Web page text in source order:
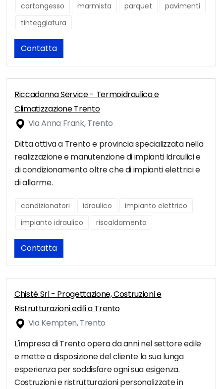
cartongesso marmista parquet
pavimenti
tinteggiatura
Contatta
Riccadonna Service - Termoidraulica e
Climatizzazione Trento
Via Anna Frank, Trento
Ditta attiva a Trento e provincia specializzata nella
realizzazione e manutenzione di impianti Idraulici e
di condizionamento oltre che di impianti elettrici e
di allarme.
condizionatori idraulico
impianto elettrico
impianto idraulico
riscaldamento
Contatta
Chistè Srl - Progettazione, Costruzioni e
Ristrutturazioni edili a Trento
Via Kempten, Trento
L'impresa di Trento opera da anni nel settore edile
e mette a disposizione del cliente la sua lunga
esperienza per soddisfare ogni sua esigenza.
Costruzioni e ristrutturazioni personalizzate in